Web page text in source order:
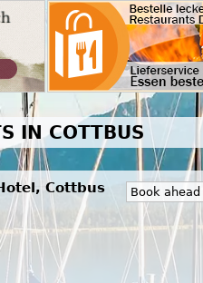
IN COTTBUS
Cottbus Book